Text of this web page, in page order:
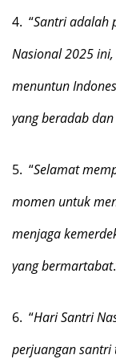
4. “Santri adalah
Nasional 2025
menuntun
yang beradab
5. “Selamat
momen untuk
menjaga
yang bermartabat
6. “Hari Santri
perjuangan